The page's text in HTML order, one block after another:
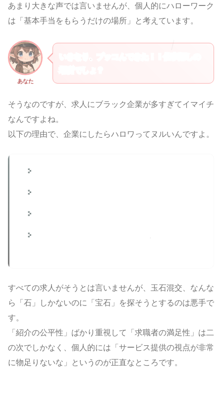
あまり大きな声では言いませんが、個人的にハローワーク
は「基本手当をもらうだけの場所」と考えています。
あなた
そうなのですが、求人にブラック企業が多すぎてイマイチ
なんですよね。
以下の理由で、企業にしたらハロワってヌルいんですよ。
すべての求人がそうとは言いませんが、玉石混交、なんな
ら「石」しかないのに「宝石」を探そうとするのは悪手で
す。
「紹介の公平性」ばかり重視して「求職者の満足性」は二
の次でしかなく、個人的には「サービス提供の視点が非常
に物足りないな」というのが正直なところです。